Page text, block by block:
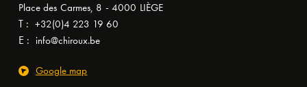
Place des Carmes, 8 - 4000 LIÈGE
T : +32(0)4 223 19 60
E : info@chiroux.be
Google map